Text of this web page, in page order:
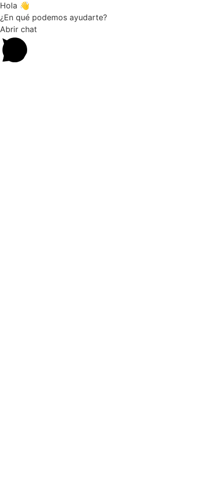
Hola 👋
¿En qué podemos ayudarte?
Abrir chat